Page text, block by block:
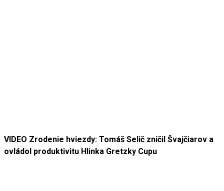
VIDEO Zrodenie hviezdy: Tomáš Selič zničil Švajčiarov a
ovládol produktivitu Hlinka Gretzky Cupu